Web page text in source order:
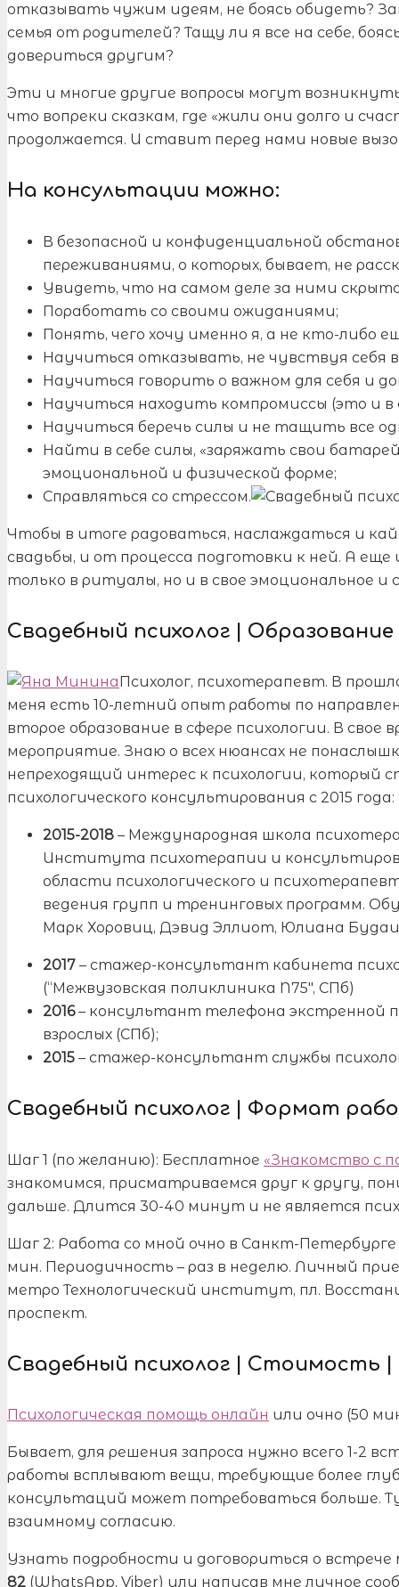
отказывать чужим идеям, не боясь обидеть?
семья от родителей? Тащу ли я все на себе,
довериться другим?
Эти и многие другие вопросы могут
что вопреки сказкам, где «жили они долго и
продолжается. И ставит перед нами новые
На консультации можно:
В безопасной и конфиденциальной
переживаниями, о которых, бывает, не
Увидеть, что на самом деле за ними
Поработать со своими ожиданиями;
Понять, чего хочу именно я, а не кто-либо
Научиться отказывать, не чувствуя себя
Научиться говорить о важном для себя и
Научиться находить компромиссы (это и в
Научиться беречь силы и не тащить все
Найти в себе силы, «заряжать свои
эмоциональной и физической форме;
Справляться со стрессом.
Чтобы в итоге радоваться, наслаждаться и
свадьбы, и от процесса подготовки к ней. А
только в ритуалы, но и в свое эмоциональное и
Свадебный психолог |
Психолог, психотерапевт. В
меня есть 10-летний опыт работы по
второе образование в сфере психологии. В свое
мероприятие. Знаю о всех нюансах не
непреходящий интерес к психологии, который
психологического консультирования с 2015 года:
2015-2018 – Международная школа
Института психотерапии и
области психологического и
ведения групп и тренинговых программ.
Марк Хоровиц, Дэвид Эллиот, Юлиана
2017 – стажер-консультант кабинета
(“Межвузовская поликлиника N75″, СПб)
2016– консультант телефона экстренной
взрослых (СПб);
2015 – стажер-консультант службы
Свадебный психолог | Формат
Шаг 1 (по желанию): Бесплатное «Знакомство c
знакомимся, присматриваемся друг к другу,
дальше. Длится 30-40 минут и не является
Шаг 2: Работа со мной очно в Санкт-
мин. Периодичность – раз в неделю. Личный
метро Технологический институт, пл.
проспект.
Свадебный психолог | Стоимость
Психологическая помощь онлайн или очно (50
Бывает, для решения запроса нужно всего 1-2
работы всплывают вещи, требующие более
консультаций может потребоваться больше.
взаимному согласию.
Узнать подробности и договориться о
82 (WhatsApp, Viber) или написав мне личное